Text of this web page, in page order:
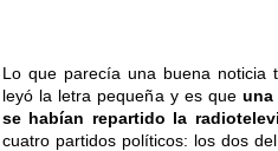
Lo que parecía una buena noticia
leyó la letra pequeña y es queuna
se habían repartido la
cuatro partidos políticos: los dos